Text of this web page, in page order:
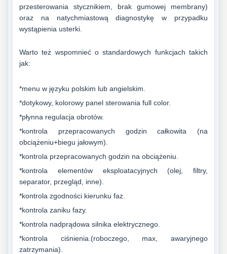
przesterowania stycznikiem, brak gumowej membrany)
oraz na natychmiastową diagnostykę w przypadku
wystąpienia usterki.
Warto też wspomnieć o standardowych funkcjach takich
jak:
*menu w języku polskim lub angielskim.
*dotykowy, kolorowy panel sterowania full color.
*płynna regulacja obrotów.
*kontrola przepracowanych godzin całkowita (na
obciążeniu+biegu jałowym).
*kontrola przepracowanych godzin na obciążeniu.
*kontrola elementów eksploatacyjnych (olej, filtry,
separator, przegląd, inne).
*kontrola zgodności kierunku faz.
*kontrola zaniku fazy.
*kontrola nadprądowa silnika elektrycznego.
*kontrola ciśnienia.(roboczego, max, awaryjnego
zatrzymania).